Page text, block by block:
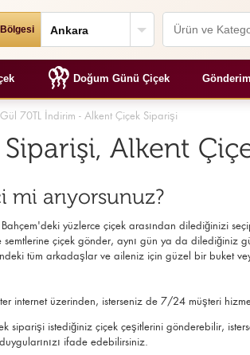
Doğum Günü Çiçek
70TL İndirim - Alkent Çiçek Siparişi
Alkent
mi arıyorsunuz?
yüzlerce çiçek arasından dilediğinizi
semtlerine çiçek gönder, aynı gün ya da dilediğiniz
tüm arkadaşlar ve aileniz için güzel bir buket
internet üzerinden, isterseniz de 7/24 müşteri
siparişi istediğiniz çiçek çeşitlerini gönderebilir,
ifade edebilirsiniz.